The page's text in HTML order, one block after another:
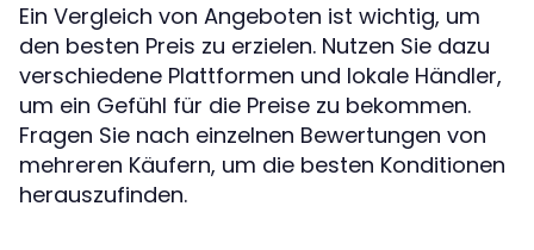
Ein Vergleich von Angeboten ist wichtig, um
den besten Preis zu erzielen. Nutzen Sie dazu
verschiedene Plattformen und lokale Händler,
um ein Gefühl für die Preise zu bekommen.
Fragen Sie nach einzelnen Bewertungen von
mehreren Käufern, um die besten Konditionen
herauszufinden.